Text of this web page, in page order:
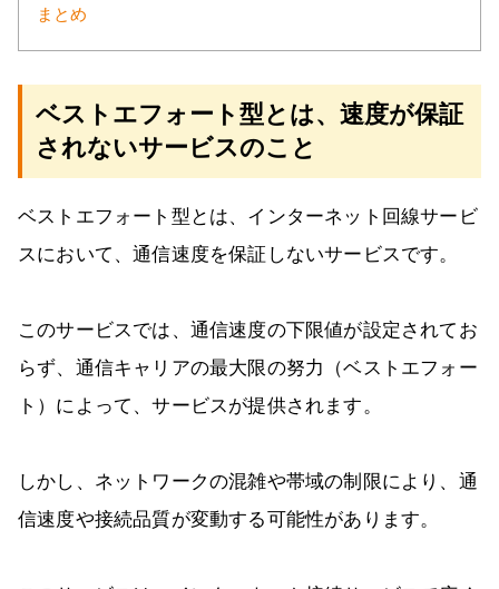
まとめ
ベストエフォート型とは、速度が保証
されないサービスのこと
ベストエフォート型とは、インターネット回線サービ
スにおいて、通信速度を保証しないサービスです。
このサービスでは、通信速度の下限値が設定されてお
らず、通信キャリアの最大限の努力（ベストエフォー
ト）によって、サービスが提供されます。
しかし、ネットワークの混雑や帯域の制限により、通
信速度や接続品質が変動する可能性があります。